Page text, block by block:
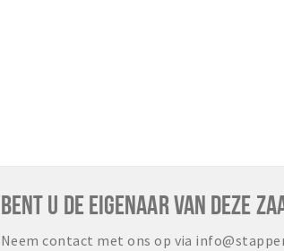
BENT U DE EIGENAAR VAN DEZE
Neem contact met ons op via